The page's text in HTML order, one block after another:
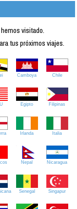
visitado.
tus próximos viajes.
Camboya Chile
Egipto Filipinas
Irlanda Italia
Nepal Nicaragua
Senegal Singapur